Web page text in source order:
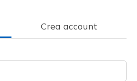
Crea account